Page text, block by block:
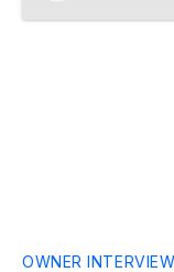
ころ。フランク
OWNER